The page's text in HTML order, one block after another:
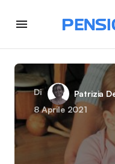
Di
Patrizia
8 Aprile 2021